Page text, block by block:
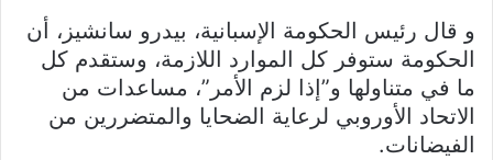
و قال رئيس الحكومة الإسبانية، بيدرو سانشيز، أن
الحكومة ستوفر كل الموارد اللازمة، وستقدم كل
ما في متناولها و”إذا لزم الأمر”، مساعدات من
الاتحاد الأوروبي لرعاية الضحايا والمتضررين من
الفيضانات.